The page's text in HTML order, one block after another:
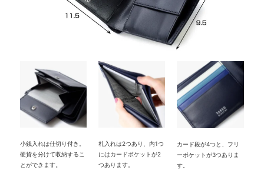
小銭入れは仕切り付き。
硬貨を分けて収納するこ
とができます。
札入れは2つあり、内1つ
にはカードポケットが2
つあります。
カード段が4つと、フリ
ーポケットが3つありま
す。